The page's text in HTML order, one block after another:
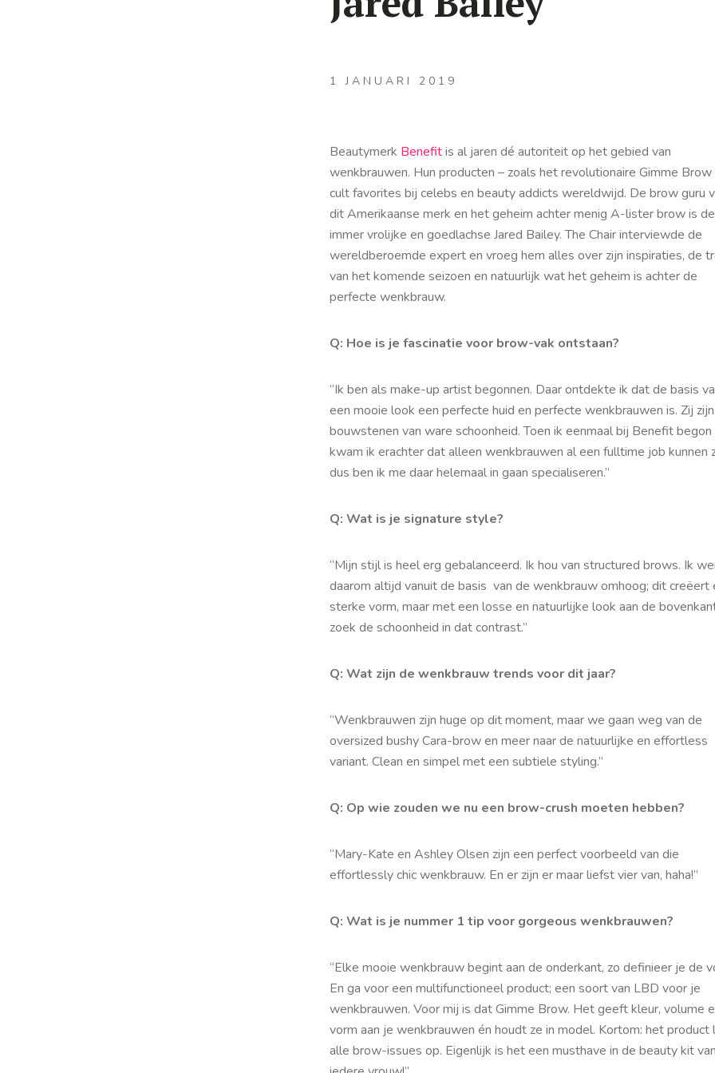
1 JANUARI 2019
Beautymerk Benefitis al jaren dé autoriteit op het gebied van
wenkbrauwen. Hun producten – zoals het revolutionaire Gimme Brow
cult favorites bij celebs en beauty addicts wereldwijd. De brow guru
dit Amerikaanse merk en het geheim achter menig A-lister brow is de
immer vrolijke en goedlachse Jared Bailey. The Chair interviewde de
wereldberoemde expert en vroeg hem alles over zijn inspiraties, de
van het komende seizoen en natuurlijk wat het geheim is achter de
perfecte wenkbrauw.
Q: Hoe is je fascinatie voor brow-vak ontstaan?
“Ik ben als make-up artist begonnen. Daar ontdekte ik dat de basis
een mooie look een perfecte huid en perfecte wenkbrauwen is. Zij
bouwstenen van ware schoonheid. Toen ik eenmaal bij Benefit begon
kwam ik erachter dat alleen wenkbrauwen al een fulltime job kunnen
dus ben ik me daar helemaal in gaan specialiseren.”
Q: Wat is je signature style?
“Mijn stijl is heel erg gebalanceerd. Ik hou van structured brows. Ik
daarom altijd vanuit de basis van de wenkbrauw omhoog; dit creëert
sterke vorm, maar met een losse en natuurlijke look aan de
zoek de schoonheid in dat contrast.”
Q: Wat zijn de wenkbrauw trends voor dit jaar?
“Wenkbrauwen zijn huge op dit moment, maar we gaan weg van de
oversized bushy Cara-brow en meer naar de natuurlijke en effortless
variant. Clean en simpel met een subtiele styling.”
Q: Op wie zouden we nu een brow-crush moeten hebben?
“Mary-Kate en Ashley Olsen zijn een perfect voorbeeld van die
effortlessly chic wenkbrauw. En er zijn er maar liefst vier van, haha!”
Q: Wat is je nummer 1 tip voor gorgeous wenkbrauwen?
“Elke mooie wenkbrauw begint aan de onderkant, zo definieer je de
En ga voor een multifunctioneel product; een soort van LBD voor je
wenkbrauwen. Voor mij is dat Gimme Brow. Het geeft kleur, volume
vorm aan je wenkbrauwen én houdt ze in model. Kortom: het product
alle brow-issues op. Eigenlijk is het een musthave in de beauty kit van